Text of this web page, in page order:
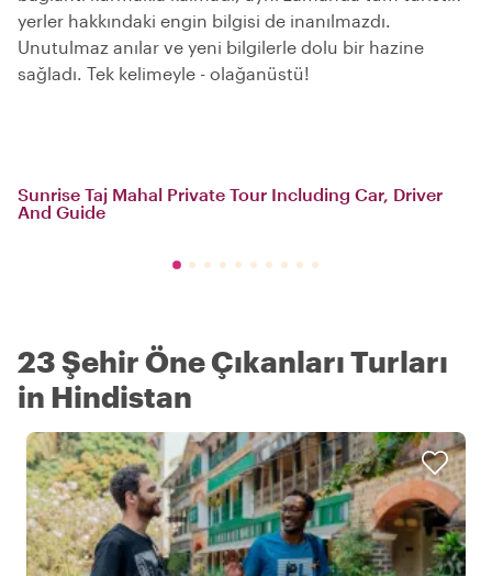
yerler hakkındaki engin bilgisi de inanılmazdı.
Unutulmaz anılar ve yeni bilgilerle dolu bir hazine
sağladı. Tek kelimeyle - olağanüstü!
Sunrise Taj Mahal Private Tour Including Car, Driver
And Guide
23 Şehir Öne Çıkanları Turları
in Hindistan